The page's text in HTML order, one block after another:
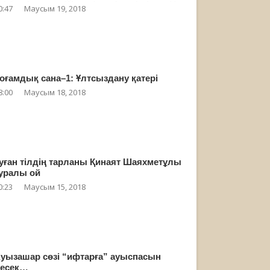
Маусым 19, 2018
сана–1: Ұлтсыздану қатері
Маусым 18, 2018
тілдің тарланы Қинаят Шаяхметұлы
ой
Маусым 15, 2018
сөзі “ифтарға” ауыспасын